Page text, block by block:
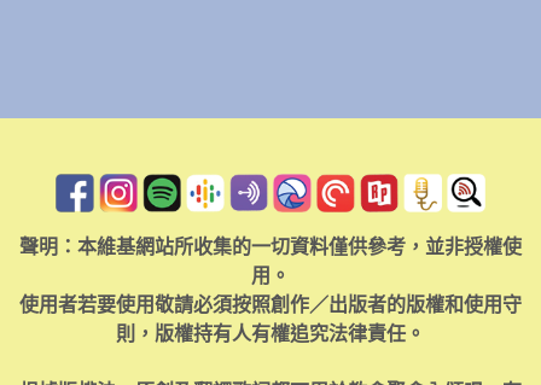
聲明：本維基網站所收集的一切資料僅供參考，並非授權使
用。
使用者若要使用敬請必須按照創作／出版者的版權和使用守
則，版權持有人有權追究法律責任。